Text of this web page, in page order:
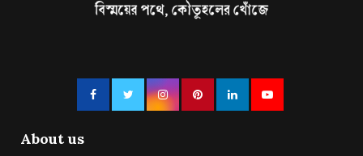
About us